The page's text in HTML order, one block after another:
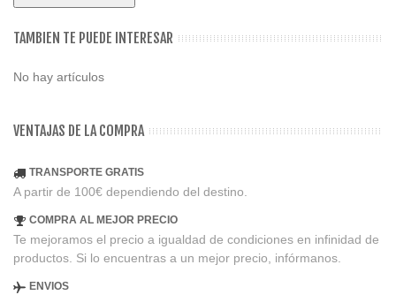
TAMBIEN TE PUEDE INTERESAR
No hay artículos
VENTAJAS DE LA COMPRA
TRANSPORTE GRATIS
A partir de 100€ dependiendo del destino.
COMPRA AL MEJOR PRECIO
Te mejoramos el precio a igualdad de condiciones en infinidad de
productos. Si lo encuentras a un mejor precio, infórmanos.
ENVIOS